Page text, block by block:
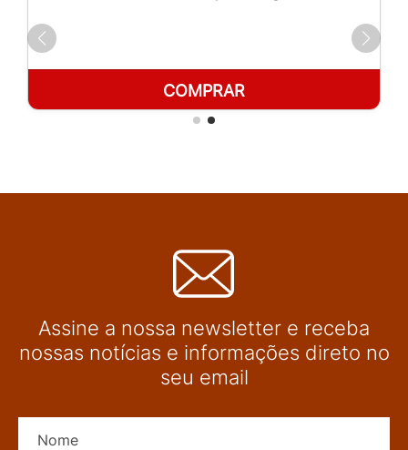
COMPRAR
Assine a nossa newsletter e receba
nossas notícias e informações direto no
seu email